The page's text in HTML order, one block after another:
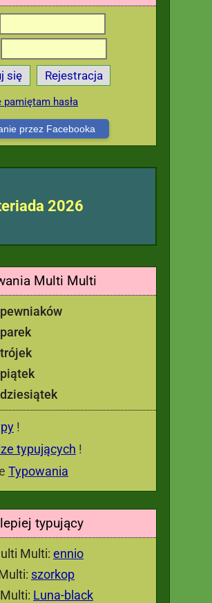
się Rejestracja
pamiętam hasła
przez Facebooka
2026
Multi Multi
!
typujących !
Typowania
typujący
Multi: ennio
szorkop
Luna-black